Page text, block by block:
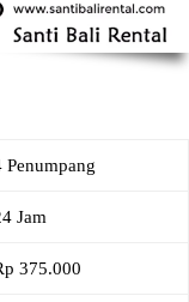
Penumpang
Jam
375.000